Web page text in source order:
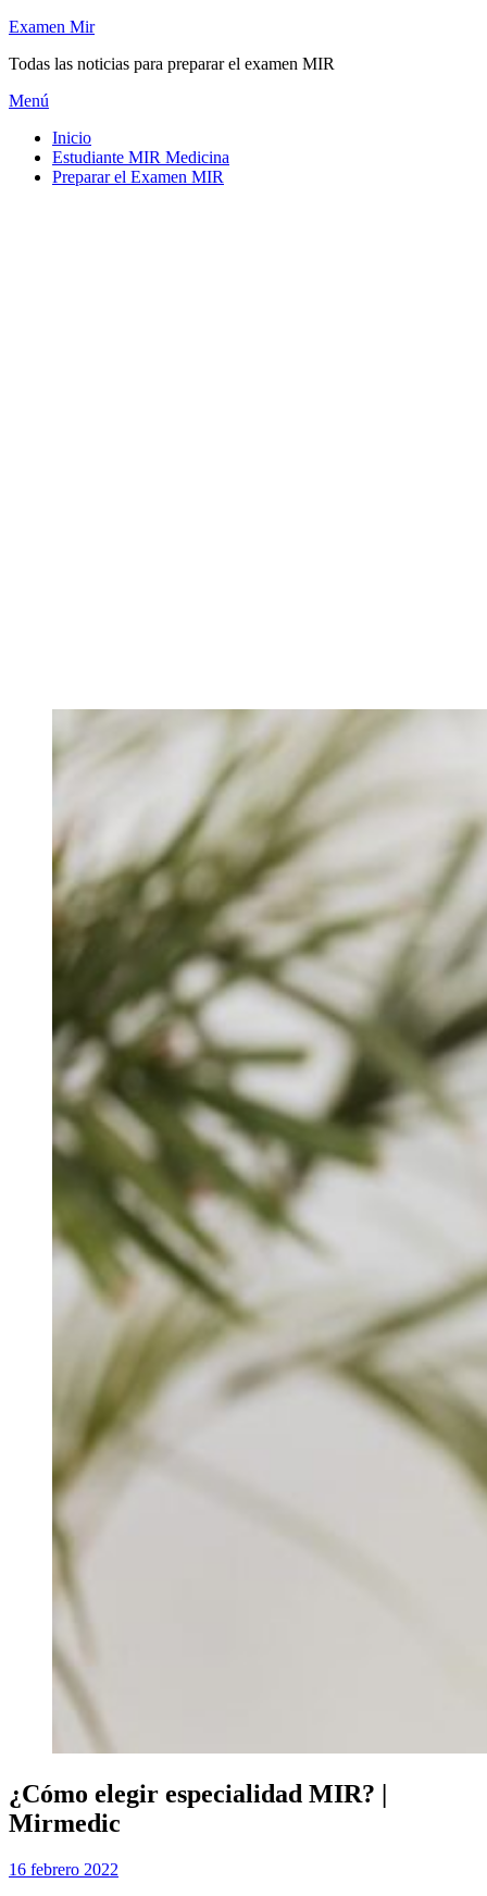
Saltar
contenido
Examen Mir
Todas las noticias para preparar el examen MIR
Menú
Inicio
Estudiante MIR Medicina
Preparar el Examen MIR
¿Cómo elegir especialidad MIR? |
Mirmedic
porExamen MIR
Publicada
16 febrero 2022